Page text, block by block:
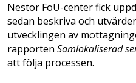
Nestor FoU-center fick
sedan beskriva och
utvecklingen av
rapporten Samlokaliserad
att följa processen.